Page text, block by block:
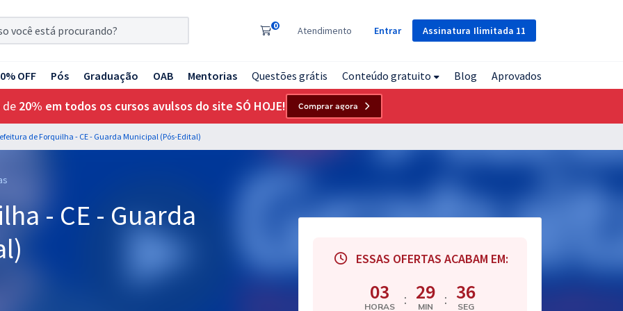
Assinatura Ilimitada 11
0 Atendimento Entrar
OFF Pós Graduação OAB Mentorias Questões grátis Conteúdo gratuito Blog Aprovados
de 20% em todos os cursos avulsos do site SÓ HOJE! Comprar agora
de Forquilha - CE - Guarda Municipal (Pós-Edital)
- CE - Guarda
ESSAS OFERTAS ACABAM EM:
03
HORAS : 29
MIN : 35
SEG